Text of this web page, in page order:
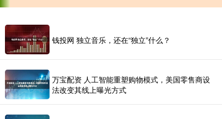
钱投网 独立音乐，还在“独立”什么？
万宝配资 人工智能重塑购物模式，美国零售商设
法改变其线上曝光方式